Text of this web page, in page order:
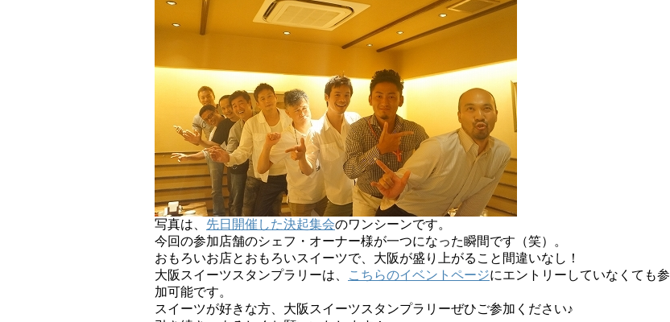
写真は、 先日開催した決起集会のワンシーンです。
今回の参加店舗のシェフ・オーナー様が一つになった瞬間です（笑）。
おもろいお店とおもろいスイーツで、大阪が盛り上がること間違いなし！
大阪スイーツスタンプラリーは、
こちらのイベントページにエントリーしていなくても参
加可能です。
スイーツが好きな方、大阪スイーツスタンプラリーぜひご参加ください♪